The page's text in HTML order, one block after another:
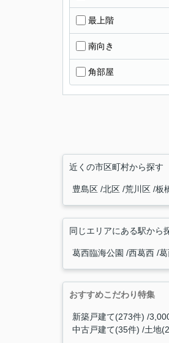
最上階
南向き
角部屋
近くの市区町村から探す
豊島区 北区 荒川区 板
同じエリアにある駅から
葛西臨海公園 西葛西
おすすめこだわり特集
新築戸建て(273件)
中古戸建て(35件)
土地